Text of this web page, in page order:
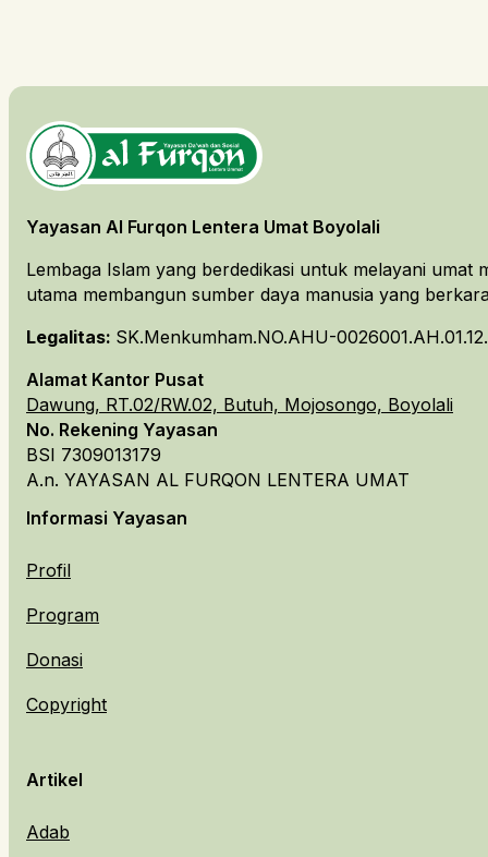
Yayasan Al Furqon Lentera Umat Boyolali
Lembaga Islam yang berdedikasi untuk melayani
utama membangun sumber daya manusia yang
Legalitas: SK.Menkumham.NO.AHU-
Alamat Kantor Pusat
Dawung, RT.02/RW.02, Butuh, Mojosongo, Boyolali
No. Rekening Yayasan
BSI 7309013179
A.n. YAYASAN AL FURQON LENTERA UMAT
Informasi Yayasan
Profil
Program
Donasi
Copyright
Artikel
Adab